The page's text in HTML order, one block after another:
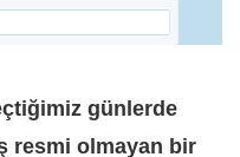
günlerde
resmi olmayan bir